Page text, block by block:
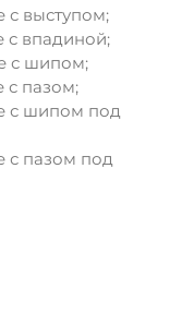
с выступом;
с впадиной;
с шипом;
с пазом;
с шипом под
с пазом под